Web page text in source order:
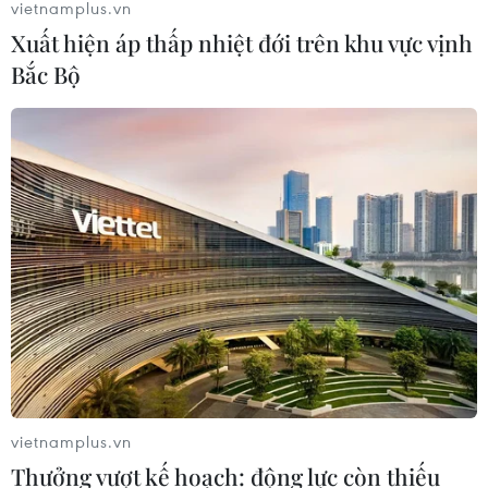
Khắc phục “thẻ vàng” IUU ở Vĩnh
Long: Siết chặt quản lý nghề cá
07/08/2026 04:41
Miền Bắc giảm mưa từ đêm
nay, cuối tuần chuyển nắng nóng
07/08/2026 04:41
Tiến "Bịp" hầu tòa trong vụ
án tổ chức sử dụng trái phép chất ma
túy
07/08/2026 04:40
vietnamplus.vn
Xuất hiện áp thấp nhiệt đới trên khu vực vịnh
Bắc Bộ
vietnamplus.vn
Thưởng vượt kế hoạch: động lực còn thiếu